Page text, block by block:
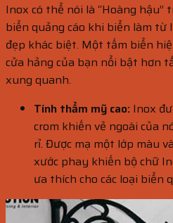
Inox có thể nói là “Hoàng hậu”
biển quảng cáo khi biển làm từ
đẹp khác biệt. Một tấm biển
cửa hảng của bạn nổi bật hơn
xung quanh.
Tính thẩm mỹ cao: Inox
crom khiến vẻ ngoài của
rỉ. Được mạ một lớp màu
xước phay khiến bộ chữ
ưa thích cho các loại biển